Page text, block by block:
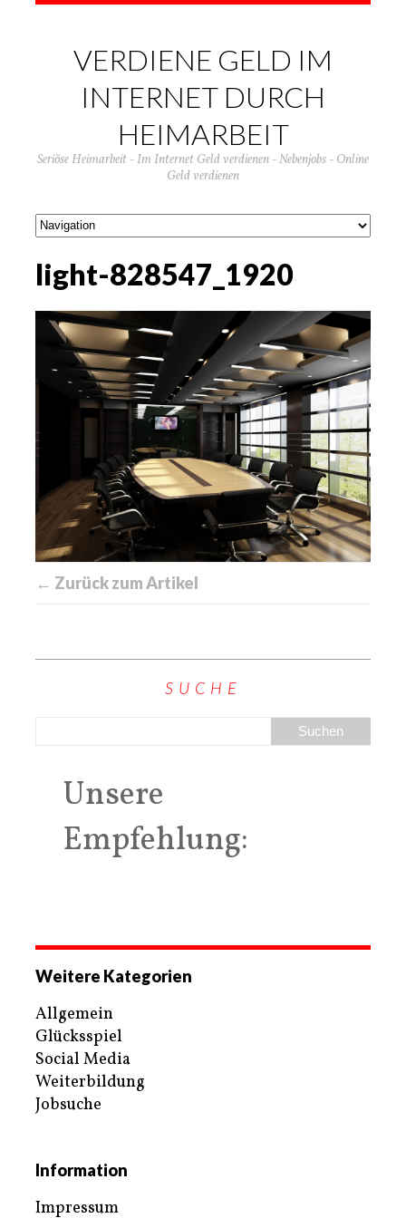
VERDIENE GELD IM
INTERNET DURCH
HEIMARBEIT
Seriöse Heimarbeit - Im Internet Geld verdienen - Nebenjobs - Online
Geld verdienen
light-828547_1920
← Zurück zum Artikel
SUCHE
Unsere
Empfehlung:
Weitere Kategorien
Allgemein
Glücksspiel
Social Media
Weiterbildung
Jobsuche
Information
Impressum